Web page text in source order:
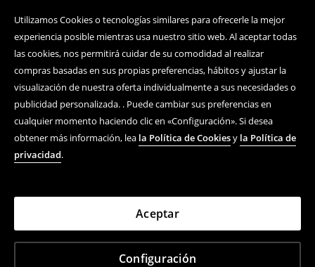
Utilizamos Cookies o tecnologías similares para ofrecerle la mejor
experiencia posible mientras usa nuestro sitio web. Al aceptar todas
las cookies, nos permitirá cuidar de su comodidad al realizar
compras basadas en sus propias preferencias, hábitos y ajustar la
visualización de nuestra oferta individualmente a sus necesidades o
publicidad personalizada. . Puede cambiar sus preferencias en
cualquier momento haciendo clic en «Configuración». Si desea
obtener más información, lea la Política de Cookiesy la Política de
privacidad.
Configuración
Aceptar